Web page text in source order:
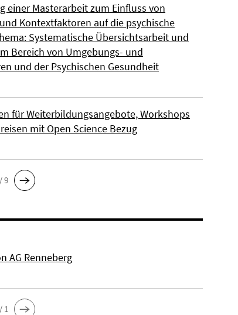
einer Masterarbeit zum Einfluss von
Kontextfaktoren auf die psychische
Systematische Übersichtsarbeit und
Bereich von Umgebungs- und
und der Psychischen Gesundheit
für Weiterbildungsangebote, Workshops
mit Open Science Bezug
9
AG Renneberg
1